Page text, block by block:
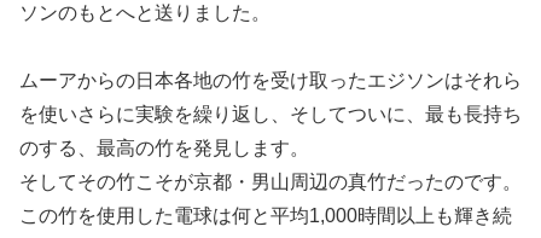
ソンのもとへと送りました。
ムーアからの日本各地の竹を受け取ったエジソンはそれら
を使いさらに実験を繰り返し、そしてついに、最も長持ち
のする、最高の竹を発見します。
そしてその竹こそが京都・男山周辺の真竹だったのです。
この竹を使用した電球は何と平均1,000時間以上も輝き続